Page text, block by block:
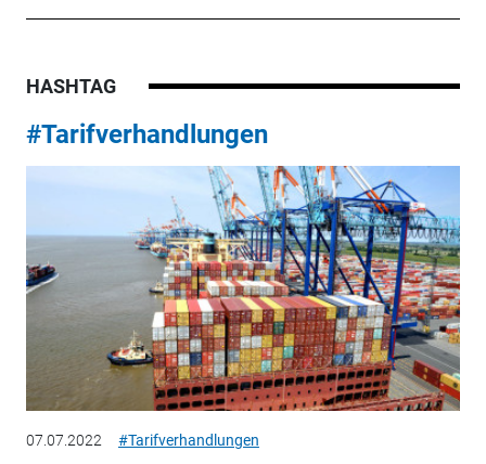
HASHTAG
#Tarifverhandlungen
07.07.2022 #Tarifverhandlungen